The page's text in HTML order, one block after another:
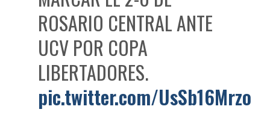
ROSARIO CENTRAL ANTE
UCV POR COPA
LIBERTADORES.
pic.twitter.com/UsSb16Mrzo